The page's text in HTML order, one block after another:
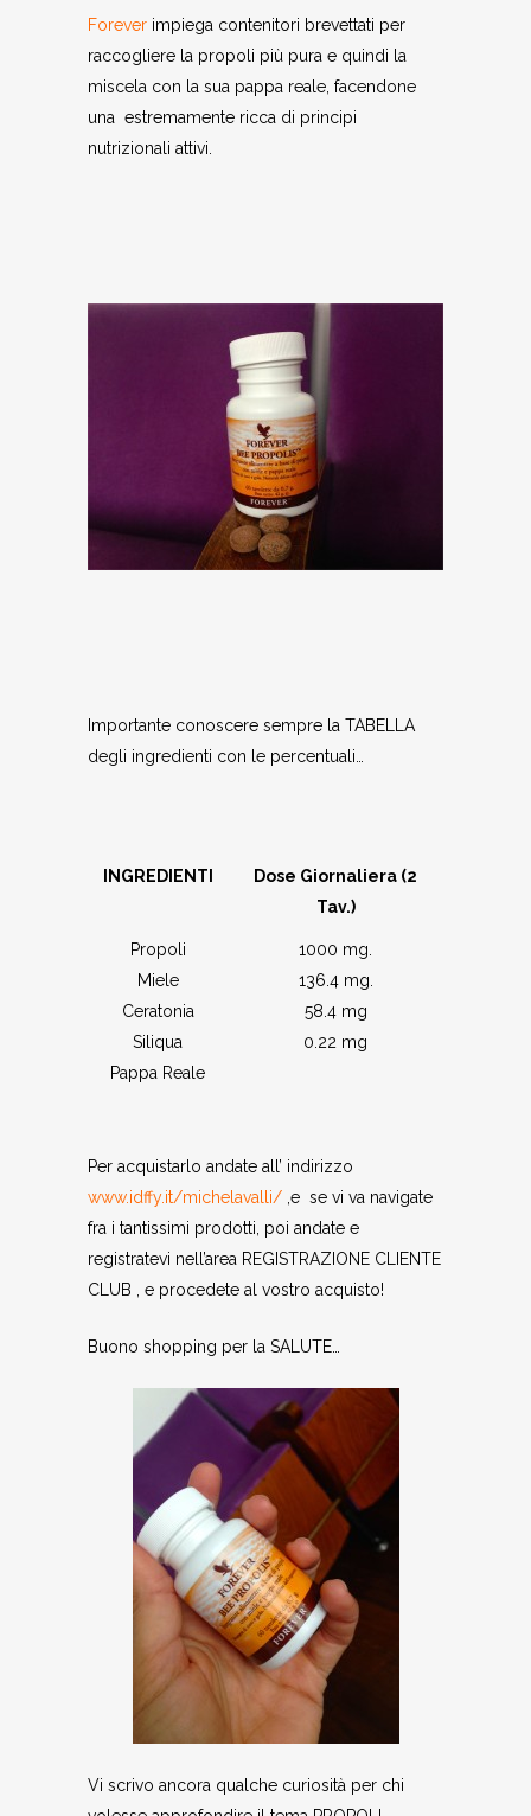
Forever impiega contenitori brevettati per
raccogliere la propoli più pura e quindi la
miscela con la sua pappa reale, facendone
una estremamente ricca di principi
nutrizionali attivi.
Importante conoscere sempre la TABELLA
degli ingredienti con le percentuali…
INGREDIENTI
Dose Giornaliera (2
Tav.)
Propoli
Miele
Ceratonia
Siliqua
Pappa Reale
1000 mg.
136.4 mg.
58.4 mg
0.22 mg
Per acquistarlo andate all’ indirizzo
www.idffy.it/michelavalli/ ,e se vi va navigate
fra i tantissimi prodotti, poi andate e
registratevi nell’area REGISTRAZIONE CLIENTE
CLUB , e procedete al vostro acquisto!
Buono shopping per la SALUTE…
Vi scrivo ancora qualche curiosità per chi